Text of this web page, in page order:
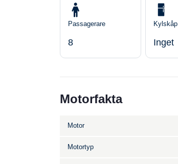
Passagerare
8
Kylskåp
Inget
Motorfakta
Motor
Motortyp